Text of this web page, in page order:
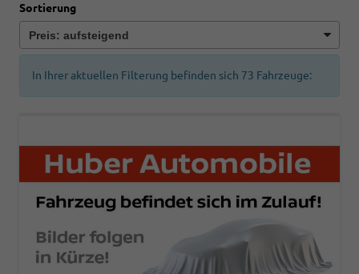
Sortierung
In Ihrer aktuellen Filterung befinden sich 73 Fahrzeuge: